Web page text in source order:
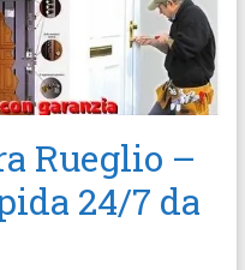
Rueglio –
24/7 da